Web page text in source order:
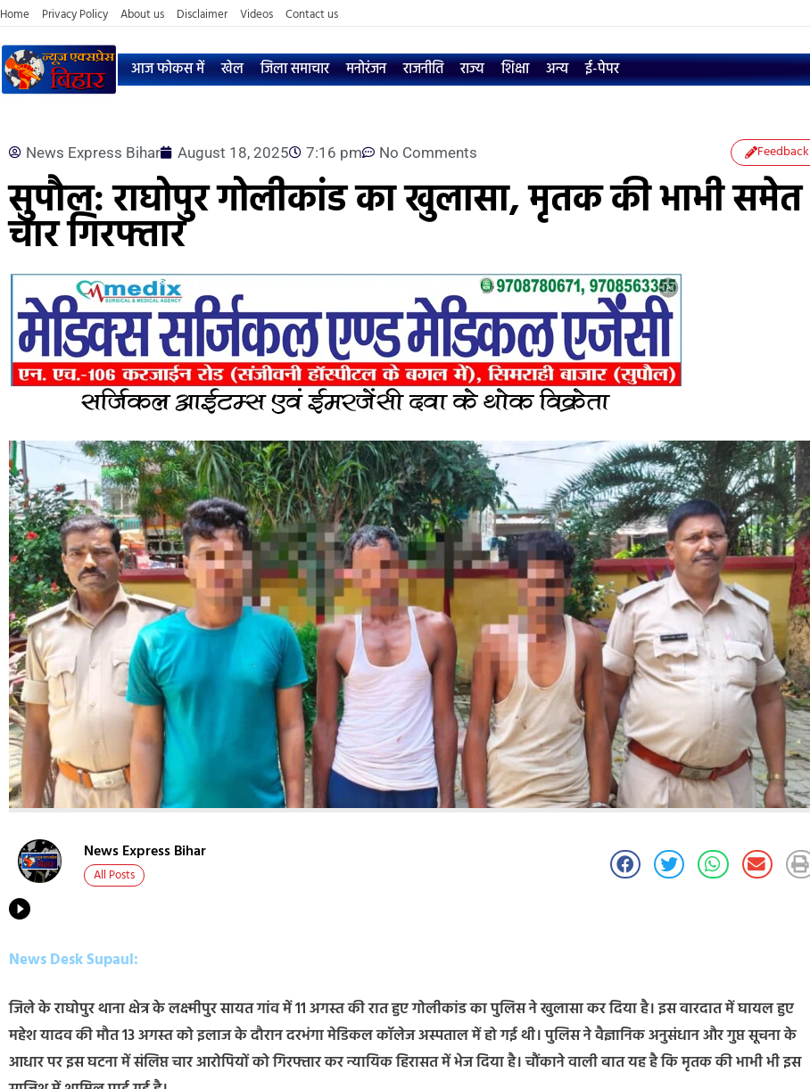
Home Privacy Policy About us Disclaimer Videos Contact us
आज फोकस में खेल जिला समाचार मनोरंजन राजनीति राज्य शिक्षा अन्य ई-पेपर
News Express Bihar August 18, 2025 7:16 pm No Comments Feedback
सुपौल: राघोपुर गोलीकांड का खुलासा, मृतक की भाभी समेत
चार गिरफ्तार
News Express Bihar
All Posts
News Desk Supaul:
जिले के राघोपुर थाना क्षेत्र के लक्ष्मीपुर सायत गांव में 11 अगस्त की रात हुए गोलीकांड का पुलिस ने खुलासा कर दिया है। इस वारदात में घायल हुए
महेश यादव की मौत 13 अगस्त को इलाज के दौरान दरभंगा मेडिकल कॉलेज अस्पताल में हो गई थी। पुलिस ने वैज्ञानिक अनुसंधान और गुप्त सूचना के
आधार पर इस घटना में संलिप्त चार आरोपियों को गिरफ्तार कर न्यायिक हिरासत में भेज दिया है। चौंकाने वाली बात यह है कि मृतक की भाभी भी इस